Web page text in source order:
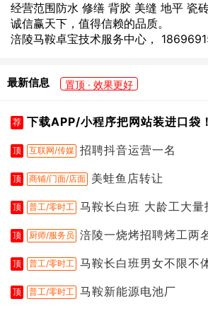
经营范围防水 修缮 背胶 美缝 地平 瓷
诚信赢天下，值得信赖的品质。
涪陵马鞍卓宝技术服务中心，
最新信息 置顶 · 效果更好
荐 下载APP/小程序把网站装进口袋！
顶 互联网/传媒 招聘抖音运营一名
顶 商铺/门面/店面 美蛙鱼店转让
顶 普工/零时工 马鞍长白班 大龄工大量
顶 厨师/服务员 涪陵一烧烤招聘烤工两
顶 普工/零时工 马鞍长白班男女不限不
顶 普工/零时工 马鞍新能源电池厂